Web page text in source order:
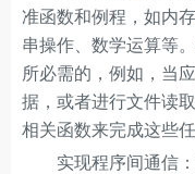
准函数和例程，如内
串操作、数学运算等
所必需的，例如，当
据，或者进行文件读
相关函数来完成这些任
实现程序间通信：